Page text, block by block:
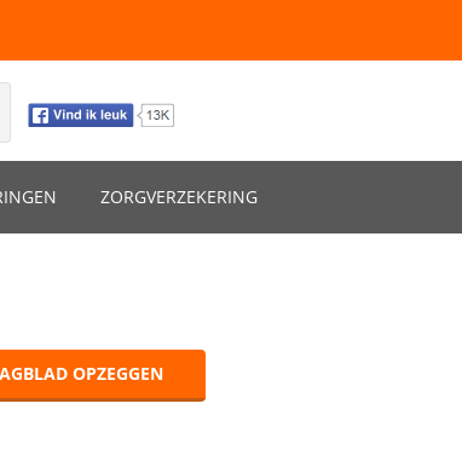
ZORGVERZEKERING
OPZEGGEN